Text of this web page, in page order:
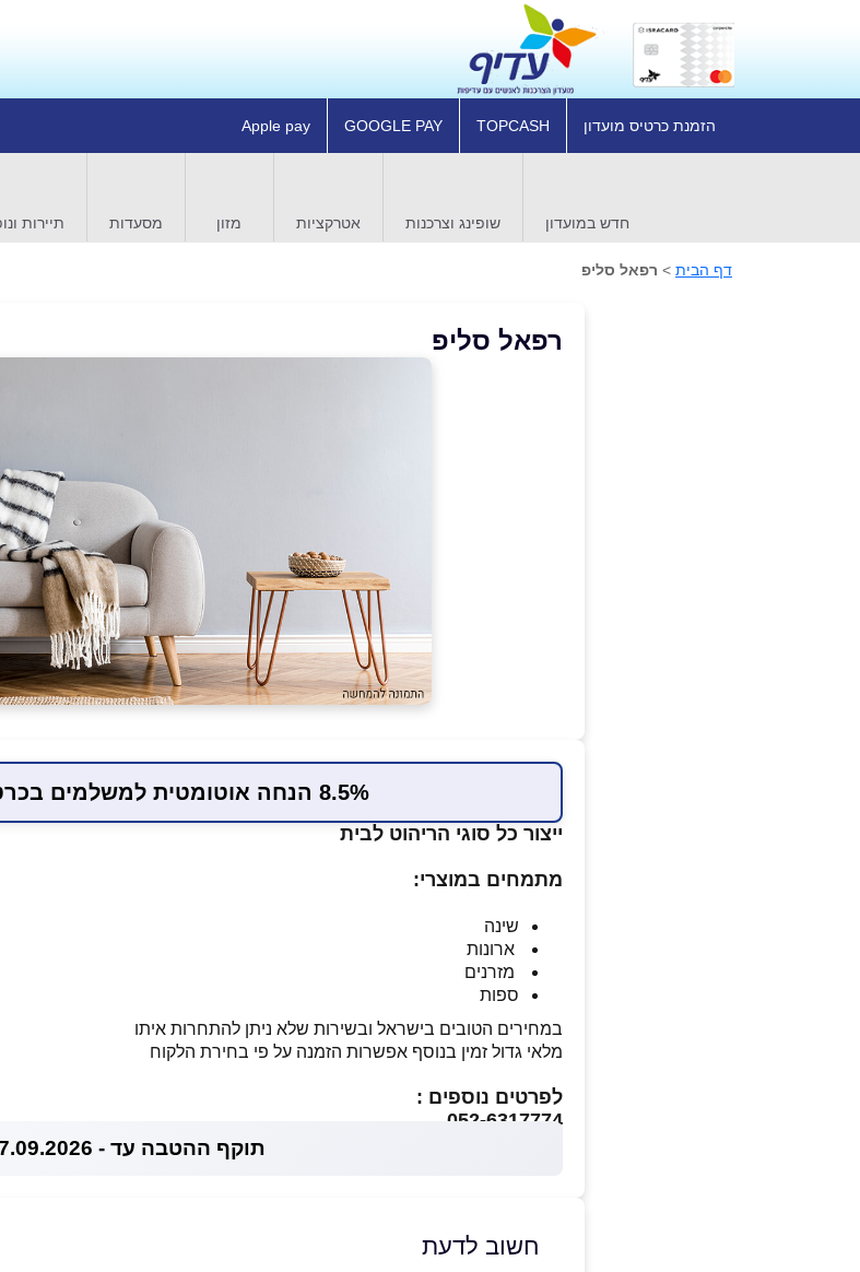
הזמנת כרטיס מועדון TOPCASH
GOOGLE PAY
Apple pay
חדש במועדון שופינג וצרכנות אטרקציות מזון מסעדות תיירות
דף הבית > רפאל סליפ
רפאל סליפ
8.5% הנחה אוטומטית למשלמים בכרטיס המועדון
ייצור כל סוגי הריהוט לבית
מתמחים במוצרי:
שינה
ארונות
מזרנים
ספות
במחירים הטובים בישראל ובשירות שלא ניתן להתחרות איתו
מלאי גדול זמין בנוסף אפשרות הזמנה על פי בחירת הלקוח
לפרטים נוספים :
052-6317774
תוקף ההטבה עד - 07.09.2026
חשוב לדעת